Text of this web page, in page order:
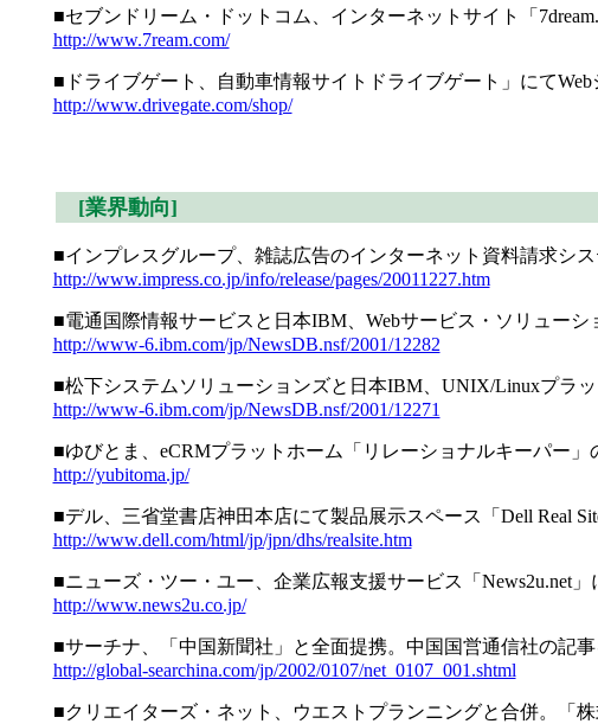
■セブンドリーム・ドットコム、インターネットサイト「
http://www.7ream.com/
■ドライブゲート、自動車情報サイトドライブゲート」にて
http://www.drivegate.com/shop/
[業界動向]
■インプレスグループ、雑誌広告のインターネット資料請求シ
http://www.impress.co.jp/info/release/pages/20011227.htm
■電通国際情報サービスと日本IBM、Webサービス・ソリューシ
http://www-6.ibm.com/jp/NewsDB.nsf/2001/12282
■松下システムソリューションズと日本IBM、UNIX/Linuxプラ
http://www-6.ibm.com/jp/NewsDB.nsf/2001/12271
■ゆびとま、eCRMプラットホーム「リレーショナルキーパー
http://yubitoma.jp/
■デル、三省堂書店神田本店にて製品展示スペース「Dell Real
http://www.dell.com/html/jp/jpn/dhs/realsite.htm
■ニューズ・ツー・ユー、企業広報支援サービス「News2u.net
http://www.news2u.co.jp/
■サーチナ、「中国新聞社」と全面提携。中国国営通信社の記
http://global-searchina.com/jp/2002/0107/net_0107_001.shtml
■クリエイターズ・ネット、ウエストプランニングと合併。「